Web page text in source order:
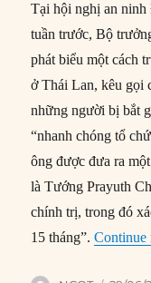
Tại hội nghị an
tuần trước, Bộ
phát biểu một cách
ở Thái Lan, kêu gọi
những người bị bắt
“nhanh chóng tổ
ông được đưa ra
là Tướng Prayuth
chính trị, trong đó
15 tháng”.Continue